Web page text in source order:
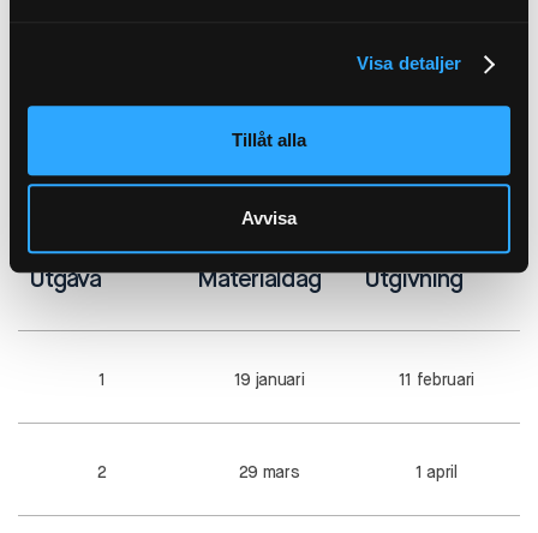
Visa detaljer
Tillåt alla
Avvisa
Utgivningsplan 2026
Utgåva Materialdag Utgivning
1 19 januari 11 februari
2 29 mars 1 april